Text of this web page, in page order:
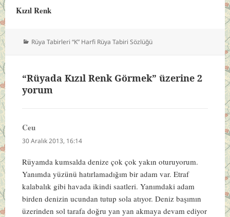
Kızıl Renk
Kategoriler
Rüya Tabirleri “K” Harfi Rüya Tabiri Sözlüğü
“Rüyada Kızıl Renk Görmek” üzerine 2
yorum
Ceudedi
ki:
30 Aralık 2013, 16:14
Rüyamda kumsalda denize çok çok yakın oturuyorum.
Yanımda yüzünü hatırlamadığım bir adam var. Etraf
kalabalık gibi havada ikindi saatleri. Yanımdaki adam
birden denizin ucundan tutup sola atıyor. Deniz başımın
üzerinden sol tarafa doğru yan yan akmaya devam ediyor